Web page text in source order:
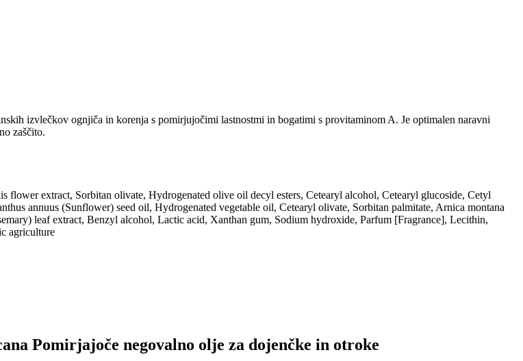
izvlečkov ognjiča in korenja s pomirjujočimi lastnostmi in bogatimi s provitaminom A. Je optimalen naravni
zaščito.
extract, Sorbitan olivate, Hydrogenated olive oil decyl esters, Cetearyl alcohol, Cetearyl glucoside, Cetyl
annuus (Sunflower) seed oil, Hydrogenated vegetable oil, Cetearyl olivate, Sorbitan palmitate, Arnica montana
leaf extract, Benzyl alcohol, Lactic acid, Xanthan gum, Sodium hydroxide, Parfum [Fragrance], Lecithin,
agriculture
Pomirjajoče negovalno olje za dojenčke in otroke